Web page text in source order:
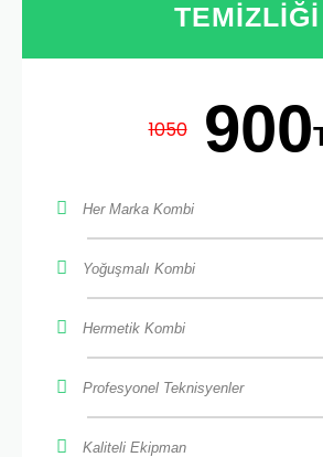
TEMIZLIĞI
1050 900
Her Marka Kombi
Yoğuşmalı Kombi
Hermetik Kombi
Profesyonel Teknisyenler
Kaliteli Ekipman